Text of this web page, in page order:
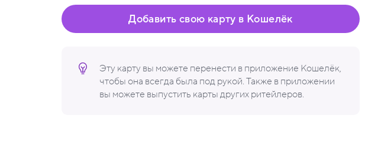
Эту карту вы можете перенести в приложение Кошелёк,
чтобы она всегда была под рукой. Также в приложении
вы можете выпустить карты других ритейлеров.
Добавить свою карту в Кошелёк